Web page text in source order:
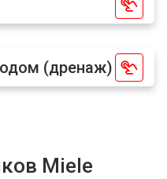
(дренаж)
Miele